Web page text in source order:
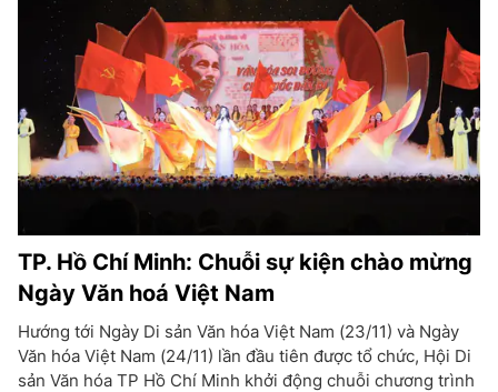
TP. Hồ Chí Minh: Chuỗi sự kiện chào mừng
Ngày Văn hoá Việt Nam
Hướng tới Ngày Di sản Văn hóa Việt Nam (23/11) và Ngày
Văn hóa Việt Nam (24/11) lần đầu tiên được tổ chức, Hội Di
sản Văn hóa TP Hồ Chí Minh khởi động chuỗi chương trình